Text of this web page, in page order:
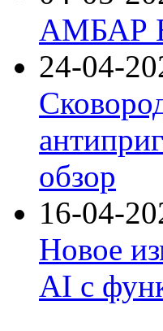
АМБАР
24-04-
обзор
16-04-
Новое
AI с